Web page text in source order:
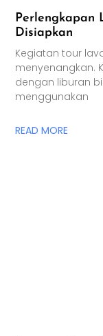
Perlengkapan
Disiapkan
Kegiatan tour
menyenangkan.
dengan liburan
menggunakan
READ MORE